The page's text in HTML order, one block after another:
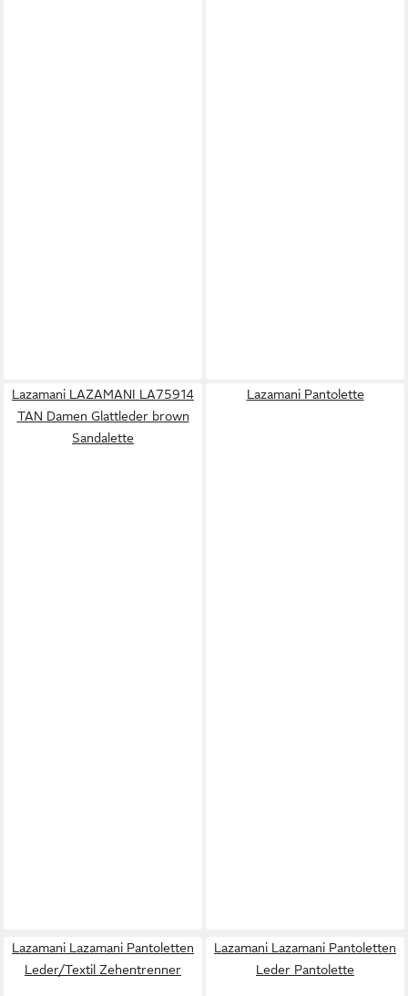
Lazamani LAZAMANI LA75914
TAN Damen Glattleder brown
Sandalette
Lazamani Pantolette
Lazamani Lazamani Pantoletten
Leder/Textil Zehentrenner
Lazamani Lazamani Pantoletten
Leder Pantolette